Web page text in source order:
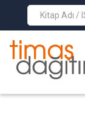
>